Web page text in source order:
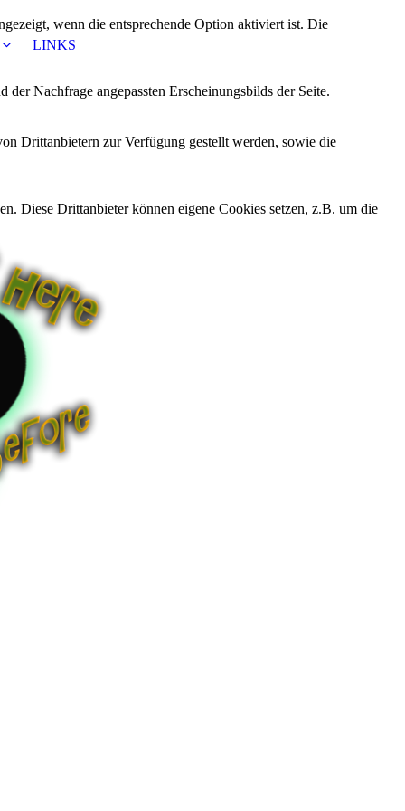
LINKS
wenn die entsprechende Option aktiviert ist. Die
Nachfrage angepassten Erscheinungsbilds der Seite.
Drittanbietern zur Verfügung gestellt werden, sowie die
Diese Drittanbieter können eigene Cookies setzen, z.B. um die